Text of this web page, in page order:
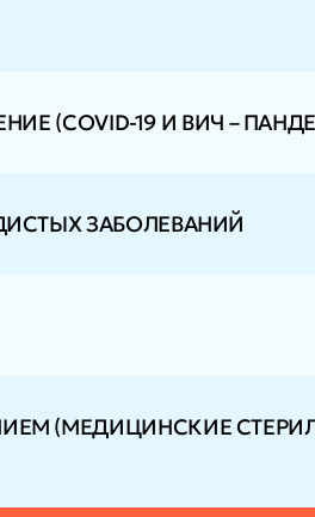
(COVID-19 И ВИЧ –
ЗАБОЛЕВАНИЙ
(МЕДИЦИНСКИЕ